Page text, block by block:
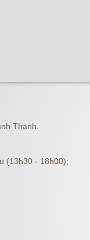
Thạnh.
(13h30 - 18h00);